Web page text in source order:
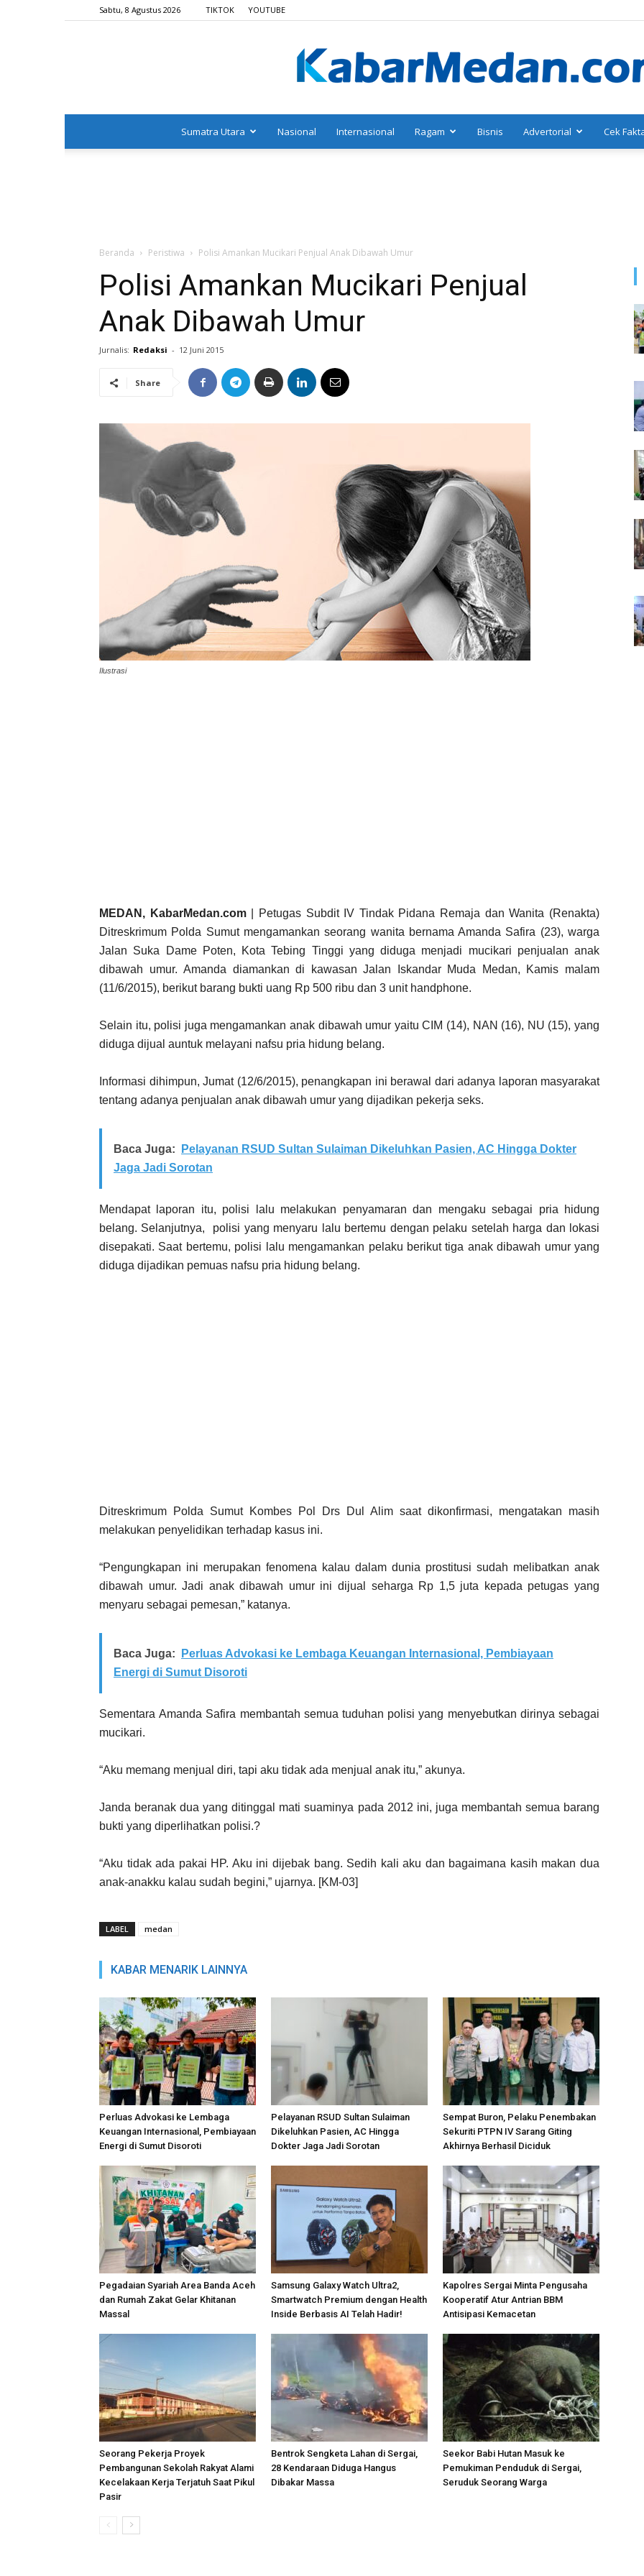
Sabtu, 8 Agustus 2026 TIKTOK YOUTUBE
Sumatra Utara Nasional Internasional Ragam Bisnis Advertorial Cek
Beranda Peristiwa Polisi Amankan Mucikari Penjual Anak Dibawah Umur
Polisi Amankan Mucikari Penjual
Anak Dibawah Umur
Jurnalis: Redaksi - 12 Juni 2015
Share
Ilustrasi
MEDAN, KabarMedan.com| Petugas Subdit IV Tindak Pidana Remaja dan Wanita (Renakta)
Ditreskrimum Polda Sumut mengamankan seorang wanita bernama Amanda Safira (23), warga
Jalan Suka Dame Poten, Kota Tebing Tinggi yang diduga menjadi mucikari penjualan anak
dibawah umur. Amanda diamankan di kawasan Jalan Iskandar Muda Medan, Kamis malam
(11/6/2015), berikut barang bukti uang Rp 500 ribu dan 3 unit handphone.
Selain itu, polisi juga mengamankan anak dibawah umur yaitu CIM (14), NAN (16), NU (15), yang
diduga dijual auntuk melayani nafsu pria hidung belang.
Informasi dihimpun, Jumat (12/6/2015), penangkapan ini berawal dari adanya laporan masyarakat
tentang adanya penjualan anak dibawah umur yang dijadikan pekerja seks.
Baca Juga:
Pelayanan RSUD Sultan Sulaiman Dikeluhkan Pasien, AC Hingga Dokter
Jaga Jadi Sorotan
Mendapat laporan itu, polisi lalu melakukan penyamaran dan mengaku sebagai pria hidung
belang. Selanjutnya, polisi yang menyaru lalu bertemu dengan pelaku setelah harga dan lokasi
disepakati. Saat bertemu, polisi lalu mengamankan pelaku berikut tiga anak dibawah umur yang
diduga dijadikan pemuas nafsu pria hidung belang.
Ditreskrimum Polda Sumut Kombes Pol Drs Dul Alim saat dikonfirmasi, mengatakan masih
melakukan penyelidikan terhadap kasus ini.
“Pengungkapan ini merupakan fenomena kalau dalam dunia prostitusi sudah melibatkan anak
dibawah umur. Jadi anak dibawah umur ini dijual seharga Rp 1,5 juta kepada petugas yang
menyaru sebagai pemesan,” katanya.
Baca Juga:
Perluas Advokasi ke Lembaga Keuangan Internasional, Pembiayaan
Energi di Sumut Disoroti
Sementara Amanda Safira membantah semua tuduhan polisi yang menyebutkan dirinya sebagai
mucikari.
“Aku memang menjual diri, tapi aku tidak ada menjual anak itu,” akunya.
Janda beranak dua yang ditinggal mati suaminya pada 2012 ini, juga membantah semua barang
bukti yang diperlihatkan polisi.?
“Aku tidak ada pakai HP. Aku ini dijebak bang. Sedih kali aku dan bagaimana kasih makan dua
anak-anakku kalau sudah begini,” ujarnya. [KM-03]
LABEL medan
KABAR MENARIK LAINNYA
Perluas Advokasi ke Lembaga
Keuangan Internasional, Pembiayaan
Energi di Sumut Disoroti
Pelayanan RSUD Sultan Sulaiman
Dikeluhkan Pasien, AC Hingga
Dokter Jaga Jadi Sorotan
Sempat Buron, Pelaku Penembakan
Sekuriti PTPN IV Sarang Giting
Akhirnya Berhasil Diciduk
Pegadaian Syariah Area Banda Aceh
dan Rumah Zakat Gelar Khitanan
Massal
Samsung Galaxy Watch Ultra2,
Smartwatch Premium dengan Health
Inside Berbasis AI Telah Hadir!
Kapolres Sergai Minta Pengusaha
Kooperatif Atur Antrian BBM
Antisipasi Kemacetan
Seorang Pekerja Proyek
Pembangunan Sekolah Rakyat Alami
Kecelakaan Kerja Terjatuh Saat Pikul
Pasir
Bentrok Sengketa Lahan di Sergai,
28 Kendaraan Diduga Hangus
Dibakar Massa
Seekor Babi Hutan Masuk ke
Pemukiman Penduduk di Sergai,
Seruduk Seorang Warga